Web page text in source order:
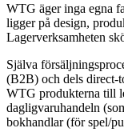
WTG äger inga egna
ligger på design,
Lagerverksamheten
Själva
(B2B) och dels direct-
WTG produkterna till
dagligvaruhandeln
bokhandlar (för spel/